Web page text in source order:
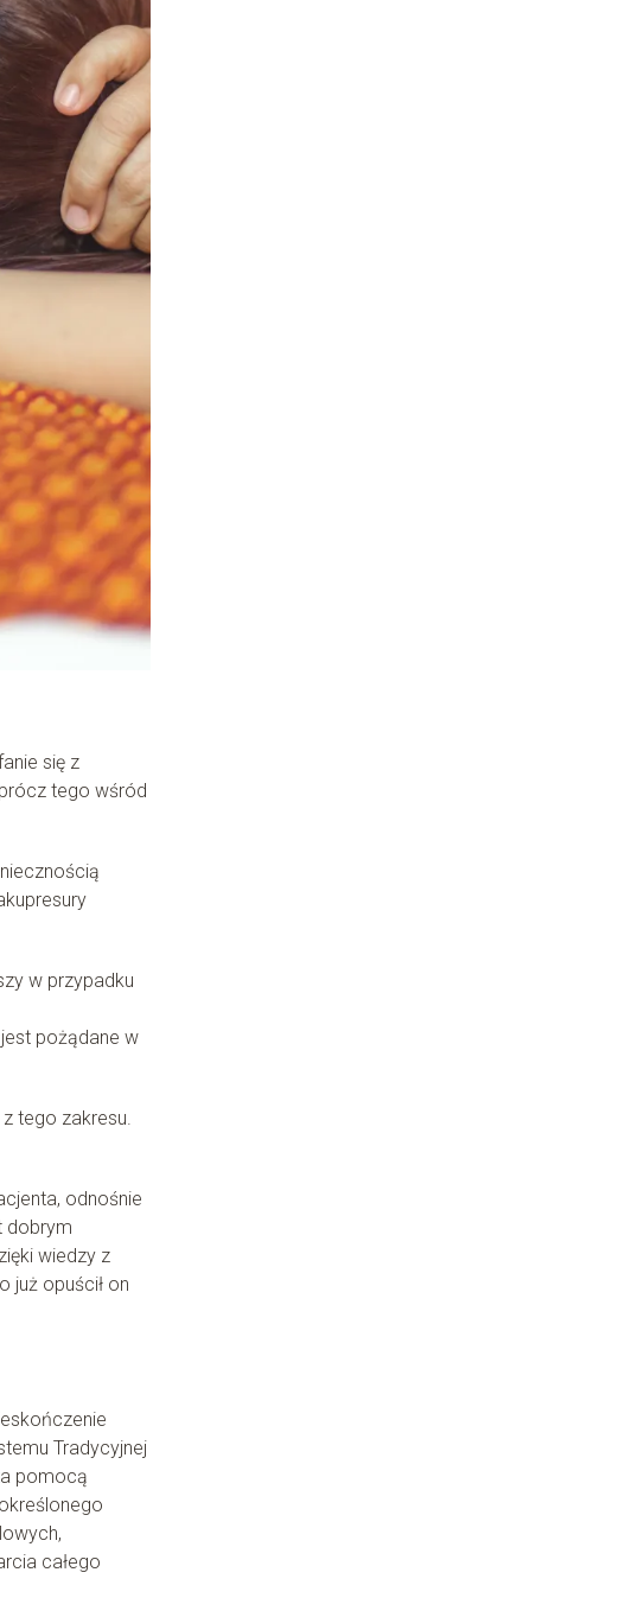
się z
tego wśród
w przypadku
pożądane w
tego zakresu.
odnośnie
dobrym
wiedzy z
już opuścił on
Tradycyjnej
pomocą
całego